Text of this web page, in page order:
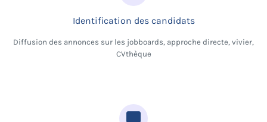
Identification des candidats
Diffusion des annonces sur les jobboards, approche directe, vivier,
CVthèque